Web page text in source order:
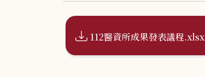
112醫資所成果發表議程.xlsx